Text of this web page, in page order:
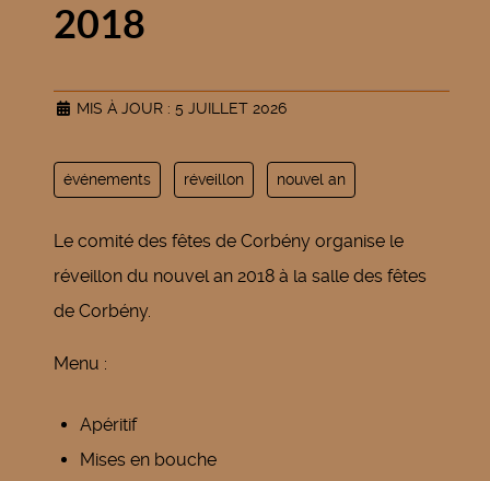
2018
MIS À JOUR : 5 JUILLET 2026
événements réveillon nouvel an
Le comité des fêtes de Corbény organise le
réveillon du nouvel an 2018 à la salle des fêtes
de Corbény.
Menu :
Apéritif
Mises en bouche